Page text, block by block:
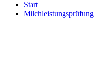
Start
Milchleistungsprüfung